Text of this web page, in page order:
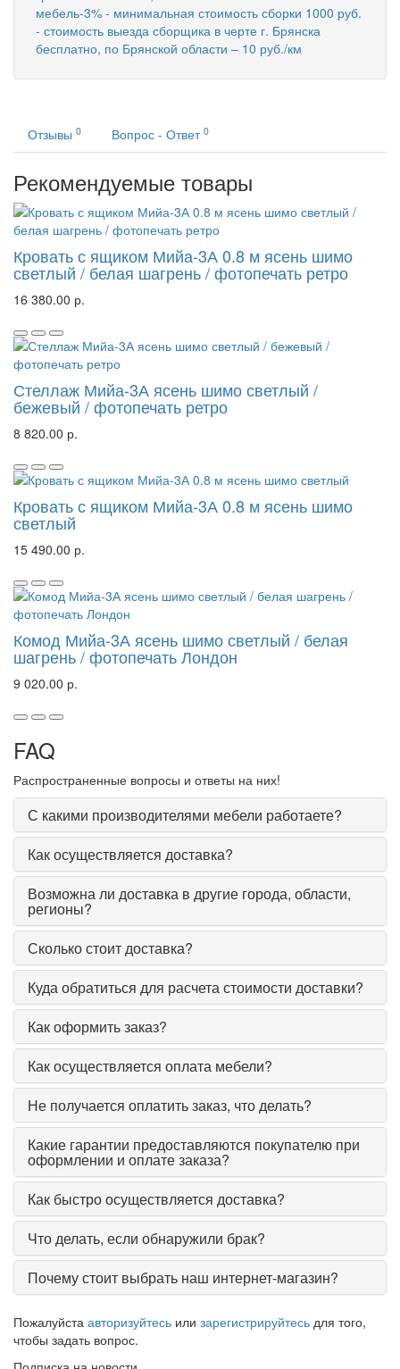
мебель-3% - минимальная стоимость сборки 1000 руб.
- стоимость выезда сборщика в черте г. Брянска
бесплатно, по Брянской области – 10 руб./км
Отзывы 0 Вопрос - Ответ 0
Рекомендуемые товары
Кровать с ящиком Мийа-3А 0.8 м ясень шимо
светлый / белая шагрень / фотопечать ретро
16 380.00 р.
Стеллаж Мийа-3А ясень шимо светлый /
бежевый / фотопечать ретро
8 820.00 р.
Кровать с ящиком Мийа-3А 0.8 м ясень шимо
светлый
15 490.00 р.
Комод Мийа-3А ясень шимо светлый / белая
шагрень / фотопечать Лондон
9 020.00 р.
FAQ
Распространенные вопросы и ответы на них!
С какими производителями мебели работаете?
Как осуществляется доставка?
Возможна ли доставка в другие города, области,
регионы?
Сколько стоит доставка?
Куда обратиться для расчета стоимости доставки?
Как оформить заказ?
Как осуществляется оплата мебели?
Не получается оплатить заказ, что делать?
Какие гарантии предоставляются покупателю при
оформлении и оплате заказа?
Как быстро осуществляется доставка?
Что делать, если обнаружили брак?
Почему стоит выбрать наш интернет-магазин?
Пожалуйста авторизуйтесь или зарегистрируйтесь для того,
чтобы задать вопрос.